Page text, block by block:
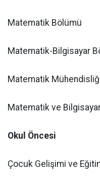
Matematik Bölümü
Matematik-Bilgisayar
Matematik
Matematik ve
Okul Öncesi
Çocuk Gelişimi ve